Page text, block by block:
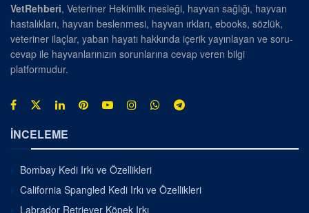
VetRehberi, Veteriner Hekimlik mesleği, hayvan sağlığı, hayvan
hastalıkları, hayvan beslenmesi, hayvan ırkları, ebooks, sözlük,
veteriner ilaçlar, yaban hayatı hakkında içerik yayınlayan ve soru-
cevap ile hayvanlarınızın sorunlarına cevap veren bilgi
platformudur.
İNCELEME
Bombay Kedi Irkı ve Özellikleri
California Spangled Kedi Irkı ve Özellikleri
Labrador Retriever Köpek Irkı